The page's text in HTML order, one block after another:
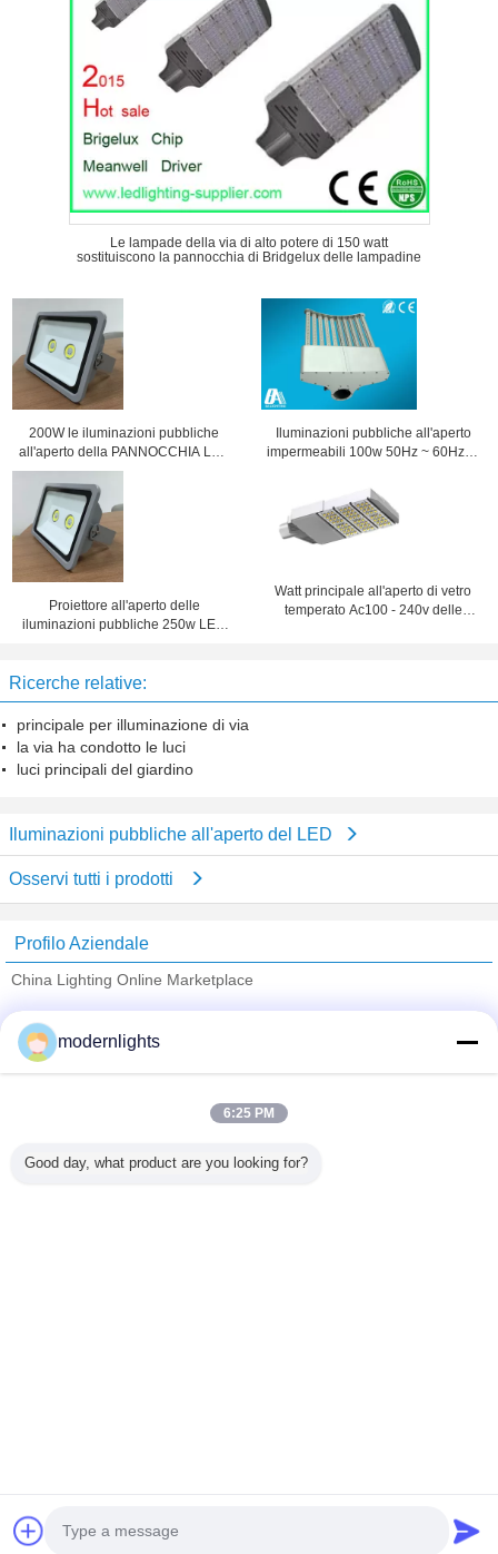
Le lampade della via di alto potere di 150 watt
sostituiscono la pannocchia di Bridgelux delle lampadine
200W le iluminazioni pubbliche
all'aperto della PANNOCCHIA LED
impermeabilizzano le luci di
inondazione principali con l'angolo
d'apertura 160°
Iluminazioni pubbliche all'aperto
impermeabili 100w 50Hz ~ 60Hz di
Proiettore all'aperto delle
iluminazioni pubbliche 250w LED
Watt principale all'aperto di vetro
temperato Ac100 - 240v delle
Ricerche relative:
principale per illuminazione di via
la via ha condotto le luci
luci principali del giardino
Iluminazioni pubbliche all'aperto del LED
Osservi tutti i prodotti
Profilo Aziendale
China Lighting Online Marketplace
Trust Seal
Verified Suplier
Tutti i prodotti
Developed by
modernlights
6:25 PM
Good day, what product are you looking for?